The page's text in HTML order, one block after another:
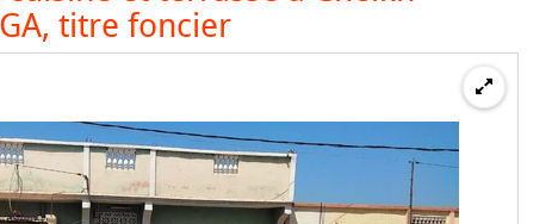
titre foncier